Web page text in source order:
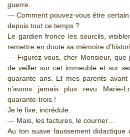
guerre.
— Comment pouvez-vous être certain
depuis tout ce temps ?
Le gardien fronce les sourcils,
remettre en doute sa mémoire
— Figurez-vous, cher Monsieur, que
de veiller sur cet immeuble et sur
quarante ans. Et mes parents
n’avons jamais plus revu Marie-
quarante-trois !
Je le fixe, incrédule.
— Mais, les factures, le courrier…
Au ton suave faussement didactique